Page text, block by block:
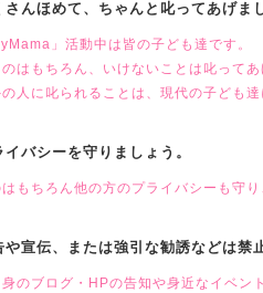
んほめて、ちゃんと叱ってあげま
」活動中は皆の子ども達です。
はもちろん、いけないことは叱ってあ
人に叱られることは、現代の子ども達
バシーを守りましょう。
もちろん他の方のプライバシーも守
宣伝、または強引な勧誘などは禁
のブログ・HPの告知や身近なイベン